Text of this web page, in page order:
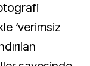
‘verimsiz